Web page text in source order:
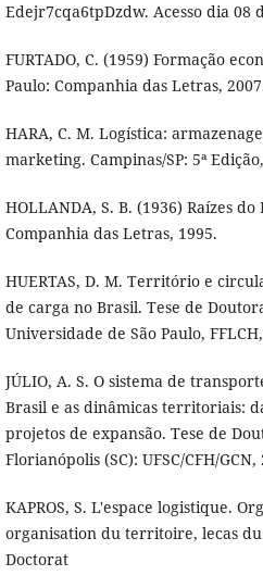
Edejr7cqa6tpDzdw. Acesso dia 08
FURTADO, C. (1959) Formação
Paulo: Companhia das Letras,
HARA, C. M. Logística:
marketing. Campinas/SP: 5ª
HOLLANDA, S. B. (1936) Raízes do
Companhia das Letras, 1995.
HUERTAS, D. M. Território e
de carga no Brasil. Tese de
Universidade de São Paulo,
JÚLIO, A. S. O sistema de
Brasil e as dinâmicas territoriais:
projetos de expansão. Tese de
Florianópolis (SC): UFSC/CFH/GCN,
KAPROS, S. L'espace logistique.
organisation du territoire, lecas du
Doctorat